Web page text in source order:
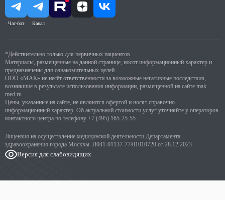
Чат-бот Канал
*Действительно только для первичных пациентов
Материалы, размещенные на данной странице, носят информационный характер и
предназначены для ознакомительных целей.
ООО «МАК» не несёт ответственности за возможные негативные последствия,
возникшие в результате использования информации, размещенной на сайте mak-
med.ru
Цены, указанные на сайте, не являются офертой и носят справочно-
информационный характер. Об актуальной стоимости услуг уточняйте у операторов
контактного центра по телефону +7 (495) 165-25-55
Лицензия на осуществление медицинской деятельности Департамента
здравоохранения города Москвы. Л041-01137-77/01010720 от 28.12.2023
Версия для слабовидящих